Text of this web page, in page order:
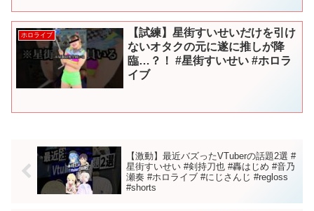
ホロライブ
【試練】星街すいせいだけを引け
ないオタクの元に遂に推しが降
臨…？！ #星街すいせい #ホロラ
イブ
【激動】最近バズったVTuberの話題2選 #
星街すいせい #剣持刀也 #轟はじめ #音乃
瀬奏 #ホロライブ #にじさんじ #regloss
#shorts